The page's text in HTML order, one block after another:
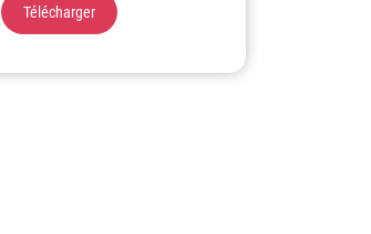
Télécharger